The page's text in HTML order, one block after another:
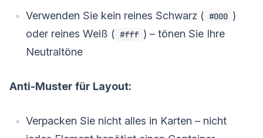
Verwenden Sie kein reines Schwarz ( #000 )
oder reines Weiß ( #fff ) – tönen Sie Ihre
Neutraltöne
Anti-Muster für Layout:
Verpacken Sie nicht alles in Karten – nicht